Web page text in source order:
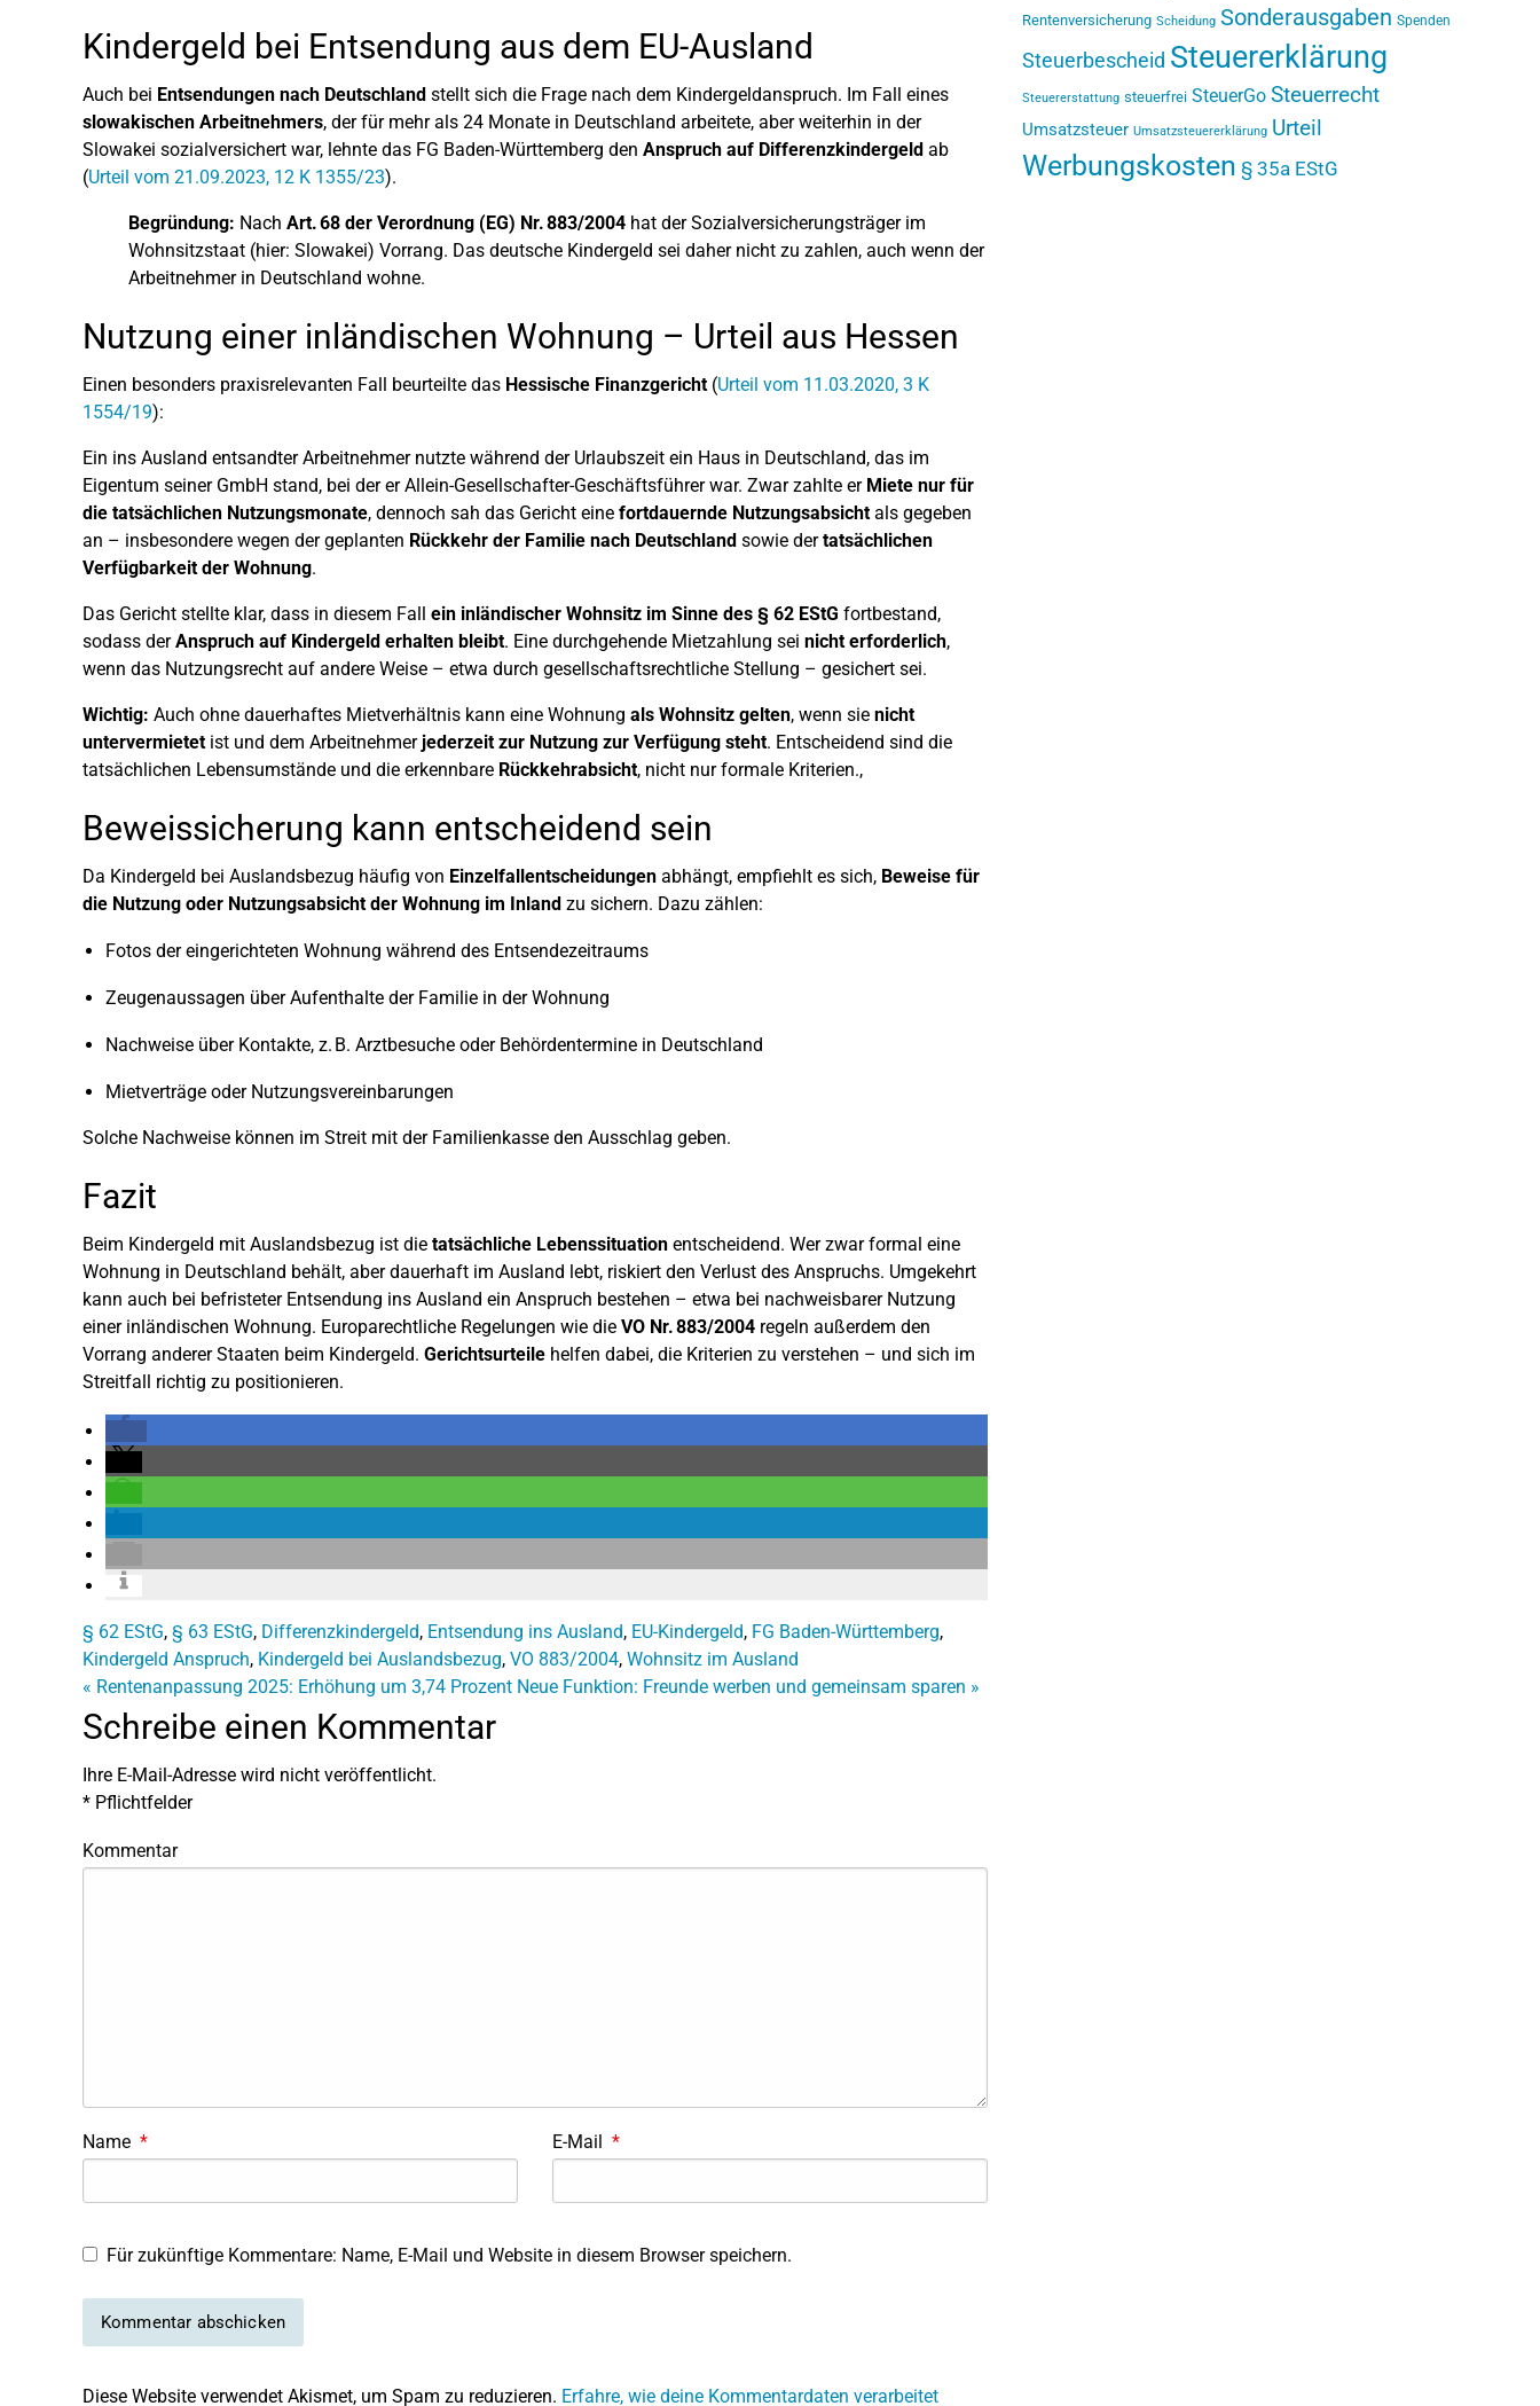
Kindergeld bei Entsendung aus dem EU-Ausland
Auch bei Entsendungen nach Deutschland stellt sich die Frage nach dem Kindergeldanspruch. Im Fall eines
slowakischen Arbeitnehmers, der für mehr als 24 Monate in Deutschland arbeitete, aber weiterhin in der
Slowakei sozialversichert war, lehnte das FG Baden-Württemberg den Anspruch auf Differenzkindergeld ab
(Urteil vom 21.09.2023, 12 K 1355/23).
Begründung: Nach Art. 68 der Verordnung (EG) Nr. 883/2004 hat der Sozialversicherungsträger im
Wohnsitzstaat (hier: Slowakei) Vorrang. Das deutsche Kindergeld sei daher nicht zu zahlen, auch wenn der
Arbeitnehmer in Deutschland wohne.
Nutzung einer inländischen Wohnung – Urteil aus Hessen
Einen besonders praxisrelevanten Fall beurteilte das Hessische Finanzgericht(Urteil vom 11.03.2020, 3 K
1554/19):
Ein ins Ausland entsandter Arbeitnehmer nutzte während der Urlaubszeit ein Haus in Deutschland, das im
Eigentum seiner GmbH stand, bei der er Allein-Gesellschafter-Geschäftsführer war. Zwar zahlte er Miete nur für
die tatsächlichen Nutzungsmonate, dennoch sah das Gericht eine fortdauernde Nutzungsabsichtals gegeben
an – insbesondere wegen der geplanten Rückkehr der Familie nach Deutschland sowie dertatsächlichen
Verfügbarkeit der Wohnung.
Das Gericht stellte klar, dass in diesem Fall ein inländischer Wohnsitz im Sinne des § 62 EStG fortbestand,
sodass derAnspruch auf Kindergeld erhalten bleibt. Eine durchgehende Mietzahlung sei nicht erforderlich,
wenn das Nutzungsrecht auf andere Weise – etwa durch gesellschaftsrechtliche Stellung – gesichert sei.
Wichtig: Auch ohne dauerhaftes Mietverhältnis kann eine Wohnung als Wohnsitz gelten, wenn sie nicht
untervermietetist und dem Arbeitnehmer jederzeit zur Nutzung zur Verfügung steht. Entscheidend sind die
tatsächlichen Lebensumstände und die erkennbare Rückkehrabsicht, nicht nur formale Kriterien.,
Beweissicherung kann entscheidend sein
Da Kindergeld bei Auslandsbezug häufig von Einzelfallentscheidungen abhängt, empfiehlt es sich, Beweise für
die Nutzung oder Nutzungsabsicht der Wohnung im Inland zu sichern. Dazu zählen:
Fotos der eingerichteten Wohnung während des Entsendezeitraums
Zeugenaussagen über Aufenthalte der Familie in der Wohnung
Nachweise über Kontakte, z. B. Arztbesuche oder Behördentermine in Deutschland
Mietverträge oder Nutzungsvereinbarungen
Solche Nachweise können im Streit mit der Familienkasse den Ausschlag geben.
Fazit
Beim Kindergeld mit Auslandsbezug ist die tatsächliche Lebenssituation entscheidend. Wer zwar formal eine
Wohnung in Deutschland behält, aber dauerhaft im Ausland lebt, riskiert den Verlust des Anspruchs. Umgekehrt
kann auch bei befristeter Entsendung ins Ausland ein Anspruch bestehen – etwa bei nachweisbarer Nutzung
einer inländischen Wohnung. Europarechtliche Regelungen wie die VO Nr. 883/2004 regeln außerdem den
Vorrang anderer Staaten beim Kindergeld. Gerichtsurteile helfen dabei, die Kriterien zu verstehen – und sich im
Streitfall richtig zu positionieren.
§ 62 EStG, § 63 EStG, Differenzkindergeld, Entsendung ins Ausland, EU-Kindergeld, FG Baden-Württemberg,
Kindergeld Anspruch, Kindergeld bei Auslandsbezug, VO 883/2004, Wohnsitz im Ausland
« Rentenanpassung 2025: Erhöhung um 3,74 Prozent Neue Funktion: Freunde werben und gemeinsam sparen »
Schreibe einen Kommentar
Ihre E-Mail-Adresse wird nicht veröffentlicht.
* Pflichtfelder
Kommentar
Name * E-Mail *
Für zukünftige Kommentare: Name, E-Mail und Website in diesem Browser speichern.
Diese Website verwendet Akismet, um Spam zu reduzieren. Erfahre, wie deine Kommentardaten verarbeitet
Rentenversicherung Scheidung Sonderausgaben Spenden
Steuerbescheid Steuererklärung
Steuererstattung steuerfrei SteuerGo Steuerrecht
Umsatzsteuer Umsatzsteuererklärung Urteil
Werbungskosten § 35a EStG